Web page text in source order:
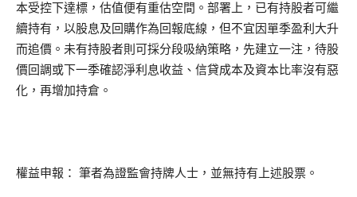
本受控下達標，估值便有重估空間。部署上，已有持股者可繼
續持有，以股息及回購作為回報底線，但不宜因單季盈利大升
而追價。未有持股者則可採分段吸納策略，先建立一注，待股
價回調或下一季確認淨利息收益、信貸成本及資本比率沒有惡
化，再增加持倉。
權益申報： 筆者為證監會持牌人士，並無持有上述股票。